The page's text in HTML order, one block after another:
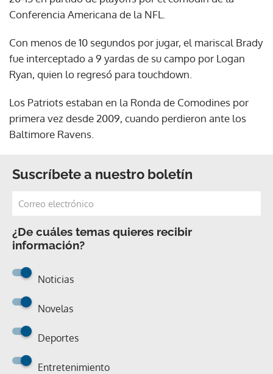
Conferencia Americana de la NFL.
Con menos de 10 segundos por jugar, el mariscal Brady
fue interceptado a 9 yardas de su campo por Logan
Ryan, quien lo regresó para touchdown.
Los Patriots estaban en la Ronda de Comodines por
primera vez desde 2009, cuando perdieron ante los
Baltimore Ravens.
Suscríbete a nuestro boletín
¿De cuáles temas quieres recibir
información?
Noticias
Novelas
Deportes
Entretenimiento